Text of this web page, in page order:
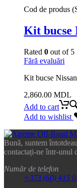
Cod de produs
Kit bucse
Rated 0 out of 5
Fără evaluări
Kit bucse
2,860.00 MDL
Add to cart
Add to wishlist
Bună, suntem
contactați-ne într-unul
Număr de telefon
+373 (60) 415